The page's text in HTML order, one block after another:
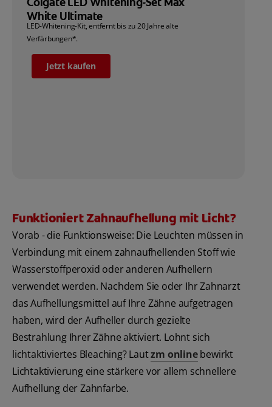
White Ultimate
LED-Whitening-Kit, entfernt bis zu 20 Jahre alte
Verfärbungen*.
Jetzt kaufen
Funktioniert Zahnaufhellung mit Licht?
Vorab - die Funktionsweise: Die Leuchten müssen in
Verbindung mit einem zahnaufhellenden Stoff wie
Wasserstoffperoxid oder anderen Aufhellern
verwendet werden. Nachdem Sie oder Ihr Zahnarzt
das Aufhellungsmittel auf Ihre Zähne aufgetragen
haben, wird der Aufheller durch gezielte
Bestrahlung Ihrer Zähne aktiviert. Lohnt sich
lichtaktiviertes Bleaching? Lautzm onlinebewirkt
Lichtaktivierung eine stärkere vor allem schnellere
Aufhellung der Zahnfarbe.